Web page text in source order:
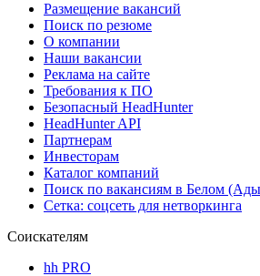
Размещение вакансий
Поиск по резюме
О компании
Наши вакансии
Реклама на сайте
Требования к ПО
Безопасный HeadHunter
HeadHunter API
Партнерам
Инвесторам
Каталог компаний
Поиск по вакансиям в Белом
Сетка: соцсеть для нетворкинга
Соискателям
hh PRO